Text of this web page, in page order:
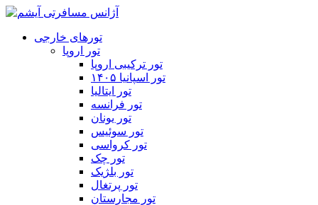
تورهای خارجی
تور اروپا
تور ترکیبی اروپا
تور اسپانیا ۱۴۰۵
تور ایتالیا
تور فرانسه
تور یونان
تور سوئیس
تور کرواسی
تور چک
تور بلژیک
تور پرتغال
تور مجارستان